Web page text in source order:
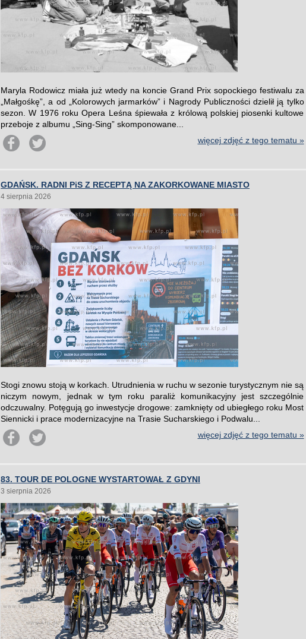
Maryla Rodowicz miała już wtedy na koncie Grand Prix sopockiego festiwalu za
„Małgośkę”, a od „Kolorowych jarmarków” i Nagrody Publiczności dzielił ją tylko
sezon. W 1976 roku Opera Leśna śpiewała z królową polskiej piosenki kultowe
przeboje z albumu „Sing-Sing” skomponowane...
więcej zdjęć z tego tematu »
GDAŃSK. RADNI PiS Z RECEPTĄ NA ZAKORKOWANE MIASTO
4 sierpnia 2026
Stogi znowu stoją w korkach. Utrudnienia w ruchu w sezonie turystycznym nie są
niczym nowym, jednak w tym roku paraliż komunikacyjny jest szczególnie
odczuwalny. Potęgują go inwestycje drogowe: zamknięty od ubiegłego roku Most
Siennicki i prace modernizacyjne na Trasie Sucharskiego i Podwalu...
więcej zdjęć z tego tematu »
83. TOUR DE POLOGNE WYSTARTOWAŁ Z GDYNI
3 sierpnia 2026